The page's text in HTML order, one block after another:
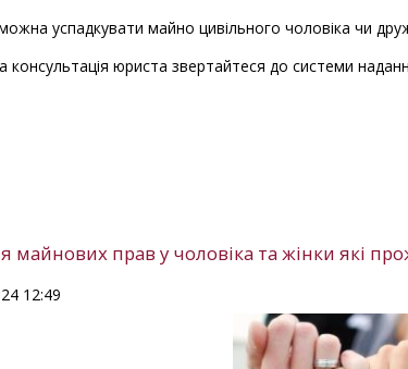
успадкувати майно цивільного чоловіка чи
консультація юриста звертайтеся до системи
майнових прав у чоловіка та жінки які
12:49